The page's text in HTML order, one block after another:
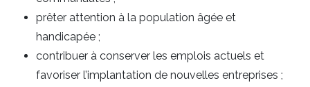
prêter attention à la population âgée et
handicapée ;
contribuer à conserver les emplois actuels et
favoriser l’implantation de nouvelles entreprises ;